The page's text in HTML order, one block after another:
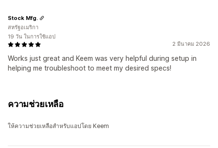
2 มีนาคม 2026
Works just great and Keem was very helpful during setup in
helping me troubleshoot to meet my desired specs!
Stock Mfg.
สหรัฐอเมริกา
19 วัน ในการใช้แอป
ความช่วยเหลือ
ให้ความช่วยเหลือสำหรับแอปโดย Keem